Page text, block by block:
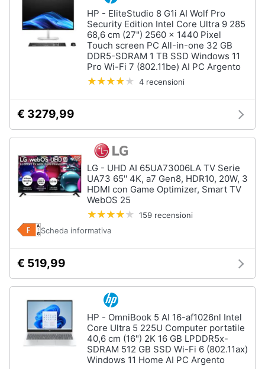
HP - EliteStudio 8 G1i AI Wolf Pro
Security Edition Intel Core Ultra 9 285
68,6 cm (27") 2560 x 1440 Pixel
Touch screen PC All-in-one 32 GB
DDR5-SDRAM 1 TB SSD Windows 11
Pro Wi-Fi 7 (802.11be) AI PC Argento
4 recensioni
€ 3279,99
LG - UHD AI 65UA73006LA TV Serie
UA73 65'' 4K, a7 Gen8, HDR10, 20W, 3
HDMI con Game Optimizer, Smart TV
WebOS 25
159 recensioni
Scheda informativa
€ 519,99
HP - OmniBook 5 AI 16-af1026nl Intel
Core Ultra 5 225U Computer portatile
40,6 cm (16") 2K 16 GB LPDDR5x-
SDRAM 512 GB SSD Wi-Fi 6 (802.11ax)
Windows 11 Home AI PC Argento